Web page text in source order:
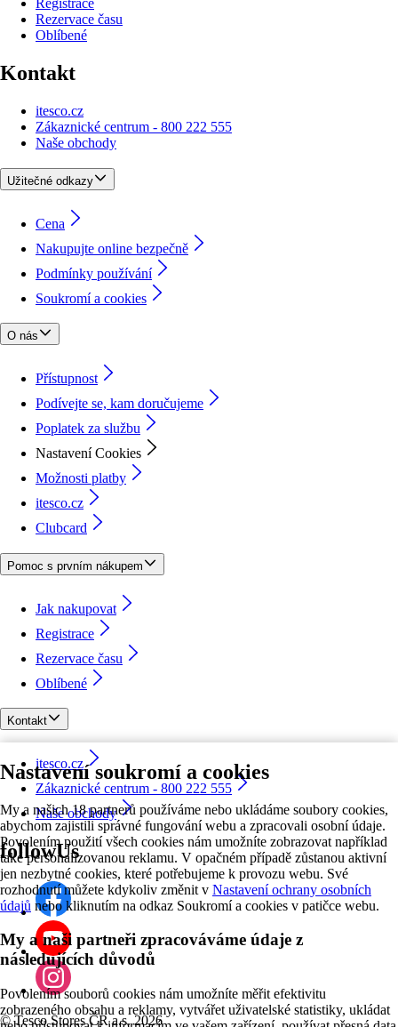
Nastavení soukromí a cookies
My a našich 18 partnerů používáme nebo ukládáme soubory cookies,
abychom zajistili správné fungování webu a zpracovali osobní údaje.
Povolením použití všech cookies nám umožníte zobrazovat například
také personalizovanou reklamu. V opačném případě zůstanou aktivní
jen nezbytné cookies, které potřebujeme k provozu webu. Své
rozhodnutí můžete kdykoliv změnit v Nastavení ochrany osobních
údajů nebo kliknutím na odkaz Soukromí a cookies v patičce webu.
My a naši partneři zpracováváme údaje z
následujících důvodů
Povolením souborů cookies nám umožníte měřit efektivitu
zobrazeného obsahu a reklamy, vytvářet uživatelské statistiky, ukládat
Registrace
Rezervace času
Oblíbené
Kontakt
itesco.cz
Zákaznické centrum - 800 222 555
Naše obchody
Užitečné odkazy
Cena
Nakupujte online bezpečně
Podmínky používání
Soukromí a cookies
O nás
Přístupnost
Podívejte se, kam doručujeme
Poplatek za službu
Nastavení Cookies
Možnosti platby
itesco.cz
Clubcard
Pomoc s prvním nákupem
Jak nakupovat
Registrace
Rezervace času
Oblíbené
Kontakt
itesco.cz
Zákaznické centrum - 800 222 555
Naše obchody
followUs
©Tesco Stores ČR a.s. 2026